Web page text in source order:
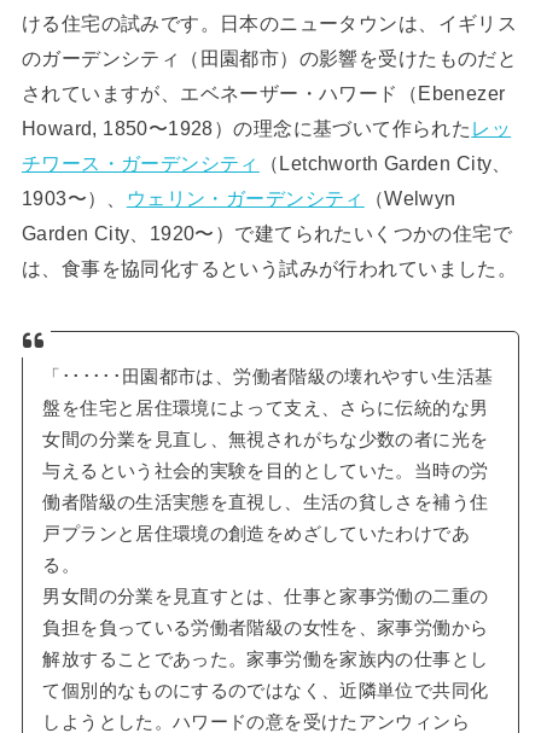
ける住宅の試みです。日本のニュータウンは、イギリス
のガーデンシティ（田園都市）の影響を受けたものだと
されていますが、エベネーザー・ハワード（Ebenezer
Howard, 1850〜1928）の理念に基づいて作られた レッ
チワース・ガーデンシティ
（Letchworth Garden City、
1903〜）、
ウェリン・ガーデンシティ
（Welwyn
Garden City、1920〜）で建てられたいくつかの住宅で
は、食事を協同化するという試みが行われていました。
「･･････田園都市は、労働者階級の壊れやすい生活基
盤を住宅と居住環境によって支え、さらに伝統的な男
女間の分業を見直し、無視されがちな少数の者に光を
与えるという社会的実験を目的としていた。当時の労
働者階級の生活実態を直視し、生活の貧しさを補う住
戸プランと居住環境の創造をめざしていたわけであ
る。
男女間の分業を見直すとは、仕事と家事労働の二重の
負担を負っている労働者階級の女性を、家事労働から
解放することであった。家事労働を家族内の仕事とし
て個別的なものにするのではなく、近隣単位で共同化
しようとした。ハワードの意を受けたアンウィンら